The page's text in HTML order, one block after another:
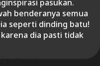
pasukan.
benderanya semua
seperti dinding batu!
dia pasti tidak